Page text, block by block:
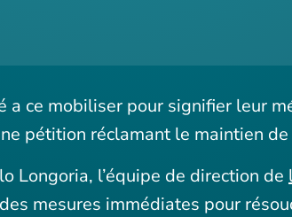
a ce mobiliser pour signifier leur
pétition réclamant le maintien
Longoria, l’équipe de direction de
mesures immédiates pour